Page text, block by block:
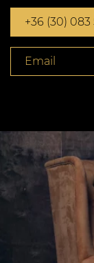
+36 (30) 083
Email